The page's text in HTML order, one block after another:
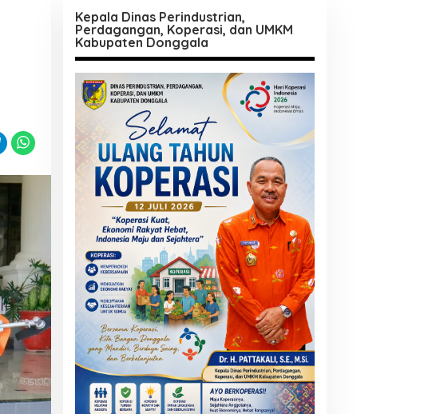
Kepala Dinas Perindustrian,
Perdagangan, Koperasi, dan UMKM
Kabupaten Donggala